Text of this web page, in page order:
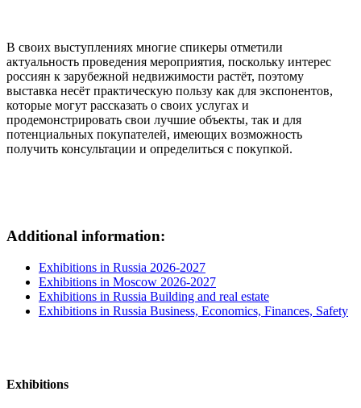
В своих выступлениях многие спикеры отметили
актуальность проведения мероприятия, поскольку интерес
россиян к зарубежной недвижимости растёт, поэтому
выставка несёт практическую пользу как для экспонентов,
которые могут рассказать о своих услугах и
продемонстрировать свои лучшие объекты, так и для
потенциальных покупателей, имеющих возможность
получить консультации и определиться с покупкой.
Additional information:
Exhibitions in Russia 2026-2027
Exhibitions in Moscow 2026-2027
Exhibitions in Russia Building and real estate
Exhibitions in Russia Business, Economics, Finances, Safety
Exhibitions